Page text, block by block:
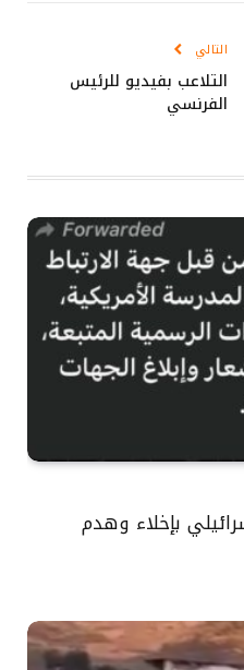
التالي
التلاعب بفيديو للرئيس
الفرنسي
بإخلاء وهدم